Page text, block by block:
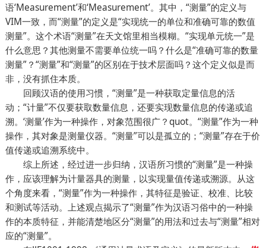
语‘Measurement’和‘Measurement’。其中，“测量”的定义与
VIM一致，而“测量”的定义是“实现统一的单位和准确可靠的数值
测量”。这个术语“测量”在天文馆里相当模糊。“实现单元统一”是
什么意思？其他测量不需要单位统一吗？什么是“准确可靠的数量
测量”？“测量”和“测量”的区别在于技术层面吗？这个定义似是而
非，没有抓住本质。
回顾汉语的使用习惯，“测量”是一种获取定量信息的活
动；“计量”不仅要获取数量信息，还要实现数量信息的传递或追
溯。‘测量’作为一种操作，对象范围很广？quot。“测量”作为一种
操作，其对象是测量仪器。“测量”可以是孤立的；“测量”存在于价
值传递或追溯系统中。
综上所述，经过进一步归纳，汉语所习惯的“测量”是一种操
作，应该理解为计量器具的测量，以实现量值传递或溯源。从这
个角度来看，“测量”作为一种操作，其特征是验证、校准、比较
和测试等活动。上述观点揭示了“测量”作为汉语习俗中的一种操
作的本质特征，并能清楚地区分“测量”的用法和过去与“测量”相对
应的“测量”。